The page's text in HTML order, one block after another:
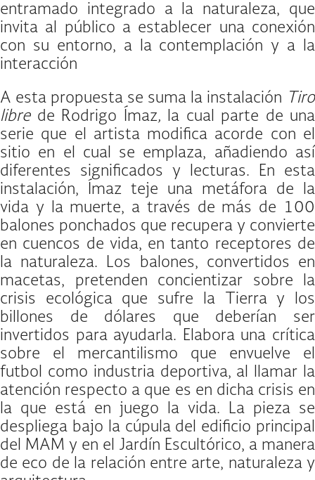
entramado integrado a la naturaleza, que
invita al público a establecer una conexión
con su entorno, a la contemplación y a la
interacción
A esta propuesta se suma la instalación
Tiro
libre de Rodrigo Ímaz,
la cual parte de una
serie que el artista modifica acorde con el
sitio en el cual se emplaza, añadiendo así
diferentes significados y lecturas. En esta
instalación, Ímaz teje una metáfora de la
vida y la muerte, a través de más de 100
balones ponchados que recupera y convierte
en cuencos de vida, en tanto receptores de
la naturaleza. Los balones, convertidos en
macetas, pretenden concientizar sobre la
crisis ecológica que sufre la Tierra y los
billones de dólares que deberían ser
invertidos para ayudarla. Elabora una crítica
sobre el mercantilismo que envuelve el
futbol como industria deportiva, al llamar la
atención respecto a que es en dicha crisis en
la que está en juego la vida. La pieza se
despliega bajo la cúpula del edificio principal
del MAM y en el Jardín Escultórico, a manera
de eco de la relación entre arte, naturaleza y